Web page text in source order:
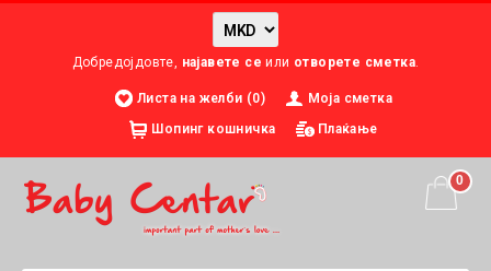
Добредојдовте, најавете се или отворете сметка.
Листа на желби (0)
Моја сметка
Шопинг кошничка
Плаќање
0